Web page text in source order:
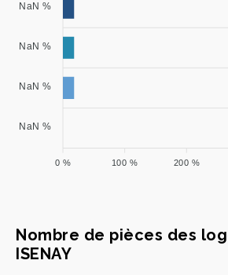
NaN %
NaN %
NaN %
NaN %
200 %
100 %
0 %
Nombre de pièces des
ISENAY